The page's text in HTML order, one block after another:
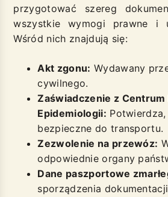
przygotować szereg
wszystkie wymogi prawne i
Wśród nich znajdują się:
Akt zgonu: Wydawany
cywilnego.
Zaświadczenie z Centrum
Epidemiologii: Potwierdza,
bezpieczne do transportu.
Zezwolenie na przewóz:
odpowiednie organy
Dane paszportowe
sporządzenia